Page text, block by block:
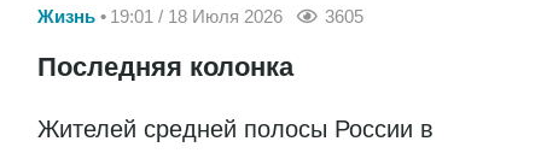
Жизнь 19:01 / 18 Июля 2026 3605
Последняя колонка
Жителей средней полосы России в